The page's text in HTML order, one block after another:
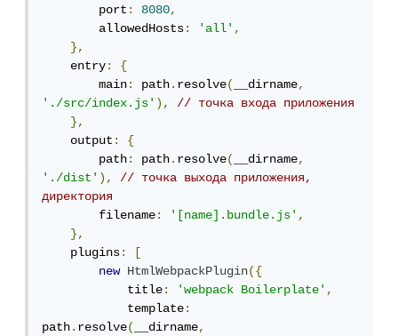
        port
: 8080,
        allowedHosts
: 'all',
},
    entry
:
{
        main
: path.resolve( __dirname,
'./src/index.js'),
// точка входа приложения
},
    output
:
{
        path
: path.resolve( __dirname,
'./dist'),
// точка выхода приложения,
директория
        filename
: '[name].bundle.js',
},
    plugins
:
[
new
HtmlWebpackPlugin({
            title
: 'webpack Boilerplate',
            template
:
path.resolve( __dirname,